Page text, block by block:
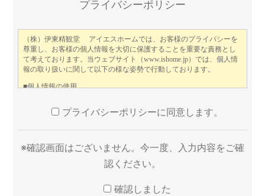
プライバシーポリシー
プライバシーポリシーに同意します。
※確認画面はございません。今一度、入力内容をご確
認ください。
確認しました